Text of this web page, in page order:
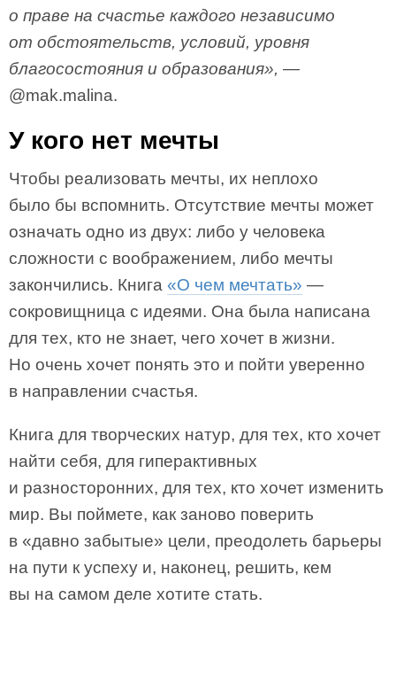
о праве на счастье каждого независимо
от обстоятельств, условий, уровня
благосостояния и образования», —
@mak.malina.
У кого нет мечты
Чтобы реализовать мечты, их неплохо
было бы вспомнить. Отсутствие мечты может
означать одно из двух: либо у человека
сложности с воображением, либо мечты
закончились. Книга «О чем мечтать» —
сокровищница с идеями. Она была написана
для тех, кто не знает, чего хочет в жизни.
Но очень хочет понять это и пойти уверенно
в направлении счастья.
Книга для творческих натур, для тех, кто хочет
найти себя, для гиперактивных
и разносторонних, для тех, кто хочет изменить
мир. Вы поймете, как заново поверить
в «давно забытые» цели, преодолеть барьеры
на пути к успеху и, наконец, решить, кем
вы на самом деле хотите стать.